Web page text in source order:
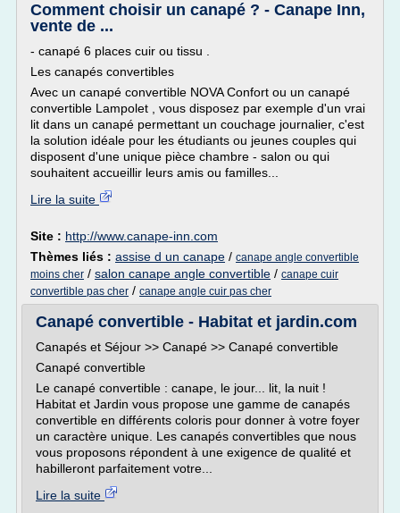
Comment choisir un canapé ? - Canape Inn,
vente de ...
- canapé 6 places cuir ou tissu .
Les canapés convertibles
Avec un canapé convertible NOVA Confort ou un canapé
convertible Lampolet , vous disposez par exemple d'un vrai
lit dans un canapé permettant un couchage journalier, c'est
la solution idéale pour les étudiants ou jeunes couples qui
disposent d'une unique pièce chambre - salon ou qui
souhaitent accueillir leurs amis ou familles...
Lire la suite
Site : http://www.canape-inn.com
Thèmes liés : assise d un canape / canape angle convertible
moins cher / salon canape angle convertible / canape cuir
convertible pas cher / canape angle cuir pas cher
Canapé convertible - Habitat et jardin.com
Canapés et Séjour >> Canapé >> Canapé convertible
Canapé convertible
Le canapé convertible : canape, le jour... lit, la nuit !
Habitat et Jardin vous propose une gamme de canapés
convertible en différents coloris pour donner à votre foyer
un caractère unique. Les canapés convertibles que nous
vous proposons répondent à une exigence de qualité et
habilleront parfaitement votre...
Lire la suite